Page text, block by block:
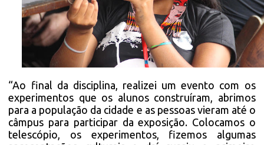
“Ao final da disciplina, realizei um evento com os
experimentos que os alunos construíram, abrimos
para a população da cidade e as pessoas vieram até o
câmpus para participar da exposição. Colocamos o
telescópio, os experimentos, fizemos algumas